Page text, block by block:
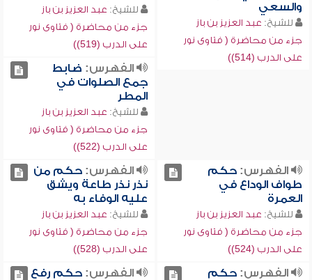
والسعي
للشيخ: عبد العزيز بن باز
جزء من محاضرة ( فتاوى نور
على الدرب (514))
للشيخ: عبد العزيز بن باز
جزء من محاضرة ( فتاوى نور
على الدرب (519))
الفهرس: ضابط
جمع الصلوات في
المطر
للشيخ: عبد العزيز بن باز
جزء من محاضرة ( فتاوى نور
على الدرب (522))
الفهرس:حكم
طواف الوداع في
العمرة
للشيخ: عبد العزيز بن باز
جزء من محاضرة ( فتاوى نور
على الدرب (524))
الفهرس:حكم من
نذر نذر طاعة ويشق
عليه الوفاء به
للشيخ: عبد العزيز بن باز
جزء من محاضرة ( فتاوى نور
على الدرب (528))
الفهرس:حكم
الفهرس:حكم رفع